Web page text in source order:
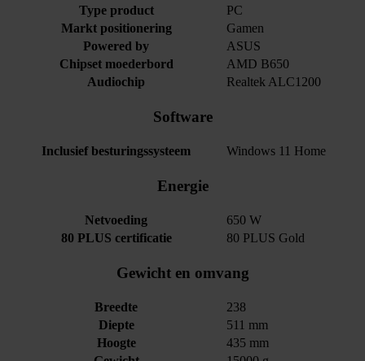
Type product
PC
Markt positionering
Gamen
Powered by
ASUS
Chipset moederbord
AMD B650
Audiochip
Realtek ALC1200
Software
Inclusief besturingssysteem Windows 11 Home
Energie
Netvoeding
650 W
80 PLUS certificatie
80 PLUS Gold
Gewicht en omvang
Breedte
238
Diepte
511 mm
Hoogte
435 mm